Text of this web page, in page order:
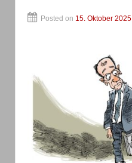
Posted on 15. Oktober 2025